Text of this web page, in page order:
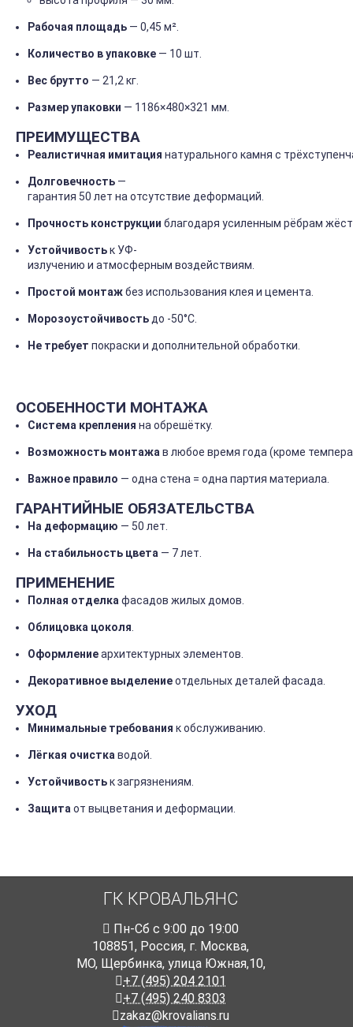
Рабочая площадь — 0,45 м².
Количество вупаковке — 10 шт.
Вес брутто — 21,2 кг.
Размерупаковки — 1186×480×321 мм.
ПРЕИМУЩЕСТВА
Реалистичная имитация натурального камня с
Долговечность —
гарантия 50 лет на отсутствие деформаций.
Прочность конструкции благодаря усиленным рёбрам
Устойчивостьк УФ-
излучению и атмосферным воздействиям.
Простой монтажбез использования клея и цемента.
Морозоустойчивость до -50°C.
Не требует покраски и дополнительной обработки.
ОСОБЕННОСТИ МОНТАЖА
Система крепления на обрешётку.
Возможность монтажа в любое время года (кроме
Важное правило — одна стена = одна партия материала.
ГАРАНТИЙНЫЕ ОБЯЗАТЕЛЬСТВА
На деформацию — 50 лет.
На стабильность цвета — 7лет.
ПРИМЕНЕНИЕ
Полная отделка фасадов жилых домов.
Облицовка цоколя
Оформлениеархитектурныхэлементов.
Декоративное выделениеотдельных деталей фасада.
УХОД
Минимальные требования кобслуживанию.
Лёгкая очистка водой.
Устойчивостькзагрязнениям.
Защита от выцветания и деформации.
ГК КРОВАЛЬЯНС
Пн-Cб с 9:00 до 19:00
108851, Россия, г. Москва,
МО, Щербинка, улица Южная,10,
+7 (495) 204 2101
+7 (495) 240 8303
zakaz@krovalians.ru